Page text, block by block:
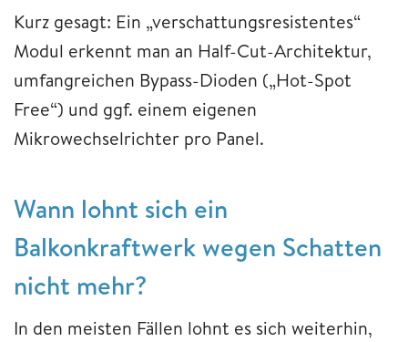
Kurz gesagt: Ein „verschattungsresistentes“
Modul erkennt man an Half-Cut-Architektur,
umfangreichen Bypass-Dioden („Hot-Spot
Free“) und ggf. einem eigenen
Mikrowechselrichter pro Panel.
Wann lohnt sich ein
Balkonkraftwerk wegen Schatten
nicht mehr?
In den meisten Fällen lohnt es sich weiterhin,